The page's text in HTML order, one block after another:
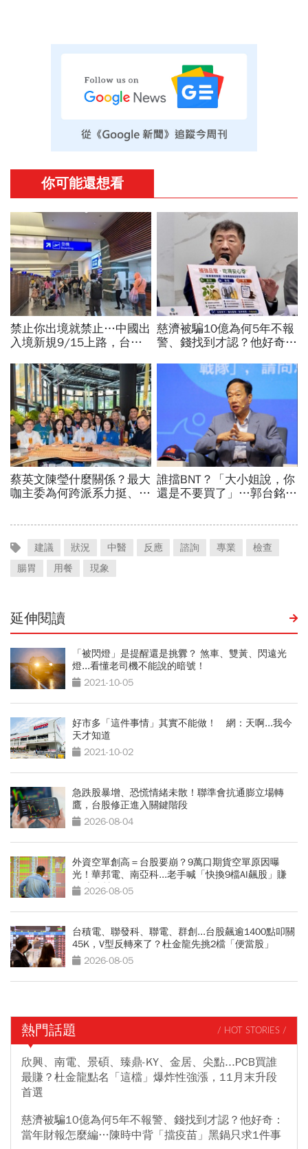
建議 狀況 中醫 反應 諮詢 專業
檢查
腸胃
用餐 現象
延伸閱讀
「被閃燈」是提醒還是挑釁？ 煞車、雙黃、閃遠光
燈...看懂老司機不能說的暗號！
2021-10-05
好市多「這件事情」其實不能做！ 網：天啊...我今
天才知道
2021-10-02
急跌股暴增、恐慌情緒未散！聯準會抗通膨立場轉
鷹，台股修正進入關鍵階段
2026-08-04
外資空單創高＝台股要崩？9萬口期貨空單原因曝
光！華邦電、南亞科...老手喊「快換9檔AI飆股」賺
Q3大行情
2026-08-05
台積電、聯發科、聯電、群創...台股飆逾1400點叩關
45K，V型反轉來了？杜金龍先挑2檔「便當股」
2026-08-05
熱門話題 / HOT STORIES /
欣興、南電、景碩、臻鼎-KY、金居、尖點...PCB買誰
最賺？杜金龍點名「這檔」爆炸性強漲，11月末升段
首選
慈濟被騙10億為何5年不報警、錢找到才認？他好奇：
當年財報怎麼編…陳時中背「擋疫苗」黑鍋只求1件事